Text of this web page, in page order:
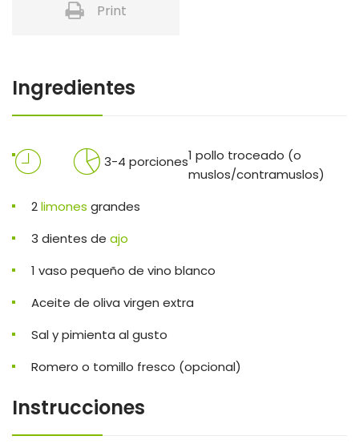
Print
Ingredientes
3-4 porciones1 pollo troceado (o
muslos/contramuslos)
2limones grandes
3 dientes de ajo
1 vaso pequeño de vino blanco
Aceite de oliva virgen extra
Sal y pimienta al gusto
Romero o tomillo fresco (opcional)
Instrucciones